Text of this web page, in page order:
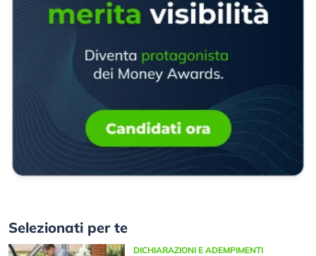
Selezionati per te
DICHIARAZIONI E ADEMPIMENTI